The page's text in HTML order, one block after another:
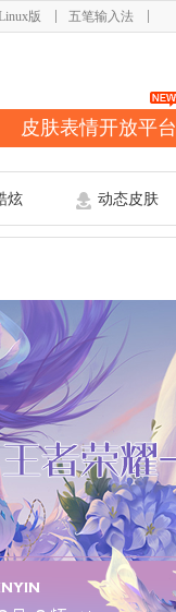
版 五笔输入法
皮肤表情开放平台
炫 动态皮肤